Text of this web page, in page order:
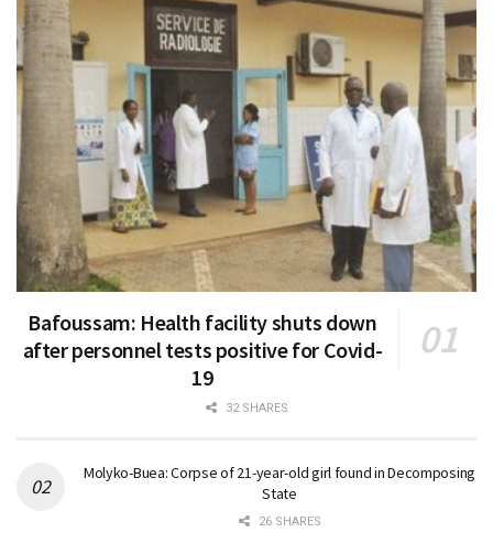
Bafoussam: Health facility shuts down
after personnel tests positive for Covid-
19
32 SHARES
Molyko-Buea: Corpse of 21-year-old girl found in Decomposing
State
26 SHARES